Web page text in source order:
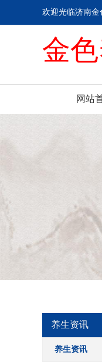
欢迎光临济南金
金
网站
养生资讯
养生资讯